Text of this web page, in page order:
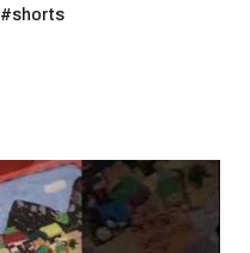
#shorts